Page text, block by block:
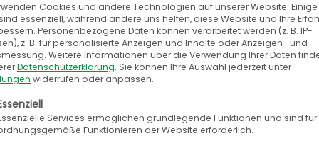
schweiz ag
für den Versandhandel
und Versandhandel und ist ein in seinem
Cookies und andere Technologien auf unserer Website.
essenziell, während andere uns helfen, diese Website und Ihre
Personenbezogene Daten können verarbeitet werden (z. B. IP-
z. B. für personalisierte Anzeigen und Inhalte oder Anzeigen- und
Weitere Informationen über die Verwendung Ihrer Daten
Datenschutzerklärung. Sie können Ihre Auswahl jederzeit unter
widerrufen oder anpassen.
eine Liste der Service-Gruppen, für die eine
Services ermöglichen grundlegende Funktionen und sind
Funktionieren der Website erforderlich.